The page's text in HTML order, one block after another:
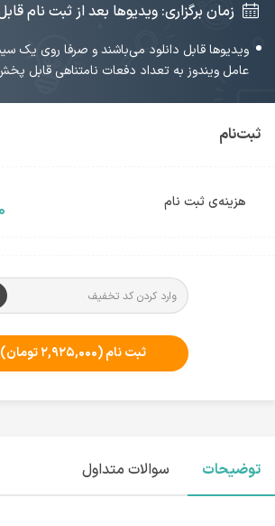
زمان برگزاری: ویدیوها بعد از ثبت نام
ویدیوها قابل دانلود می‌باشند و صرفا روی یک
عامل ویندوز به تعداد دفعات نامتناهی قابل
ثبت‌نام
هزینه‌ی ثبت نام
ثبت نام(۲,۹۲۵,۰۰۰ تومان)
توضیحات سوالات متداول